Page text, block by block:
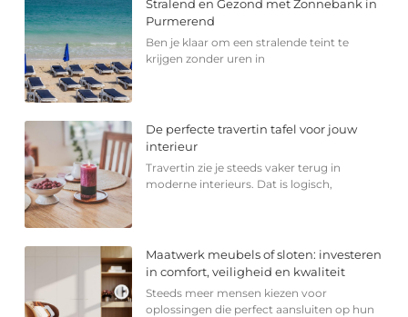
Stralend en Gezond met Zonnebank in
Purmerend
Ben je klaar om een stralende teint te
krijgen zonder uren in
De perfecte travertin tafel voor jouw
interieur
Travertin zie je steeds vaker terug in
moderne interieurs. Dat is logisch,
Maatwerk meubels of sloten: investeren
in comfort, veiligheid en kwaliteit
Steeds meer mensen kiezen voor
oplossingen die perfect aansluiten op hun